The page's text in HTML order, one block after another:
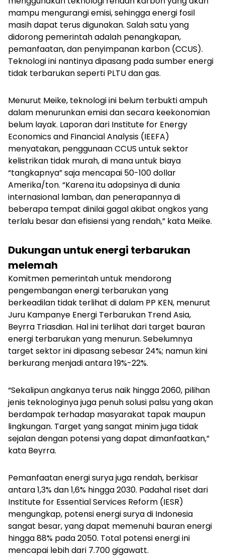
mampu mengurangi emisi, sehingga energi fosil
masih dapat terus digunakan. Salah satu yang
didorong pemerintah adalah penangkapan,
pemanfaatan, dan penyimpanan karbon (CCUS).
Teknologi ini nantinya dipasang pada sumber energi
tidak terbarukan seperti PLTU dan gas.
Menurut Meike, teknologi ini belum terbukti ampuh
dalam menurunkan emisi dan secara keekonomian
belum layak. Laporan dari Institute for Energy
Economics and Financial Analysis (IEEFA)
menyatakan, penggunaan CCUS untuk sektor
kelistrikan tidak murah, di mana untuk biaya
“tangkapnya” saja mencapai 50-100 dollar
Amerika/ton. “Karena itu adopsinya di dunia
internasional lamban, dan penerapannya di
beberapa tempat dinilai gagal akibat ongkos yang
terlalu besar dan efisiensi yang rendah,” kata Meike.
Dukungan untuk energi terbarukan
melemah
Komitmen pemerintah untuk mendorong
pengembangan energi terbarukan yang
berkeadilan tidak terlihat di dalam PP KEN, menurut
Juru Kampanye Energi Terbarukan Trend Asia,
Beyrra Triasdian. Hal ini terlihat dari target bauran
energi terbarukan yang menurun. Sebelumnya
target sektor ini dipasang sebesar 24%; namun kini
berkurang menjadi antara 19%-22%.
“Sekalipun angkanya terus naik hingga 2060, pilihan
jenis teknologinya juga penuh solusi palsu yang akan
berdampak terhadap masyarakat tapak maupun
lingkungan. Target yang sangat minim juga tidak
sejalan dengan potensi yang dapat dimanfaatkan,”
kata Beyrra.
Pemanfaatan energi surya juga rendah, berkisar
antara 1,3% dan 1,6% hingga 2030. Padahal riset dari
Institute for Essential Services Reform (IESR)
mengungkap, potensi energi surya di Indonesia
sangat besar, yang dapat memenuhi bauran energi
hingga 88% pada 2050. Total potensi energi ini
mencapai lebih dari 7.700 gigawatt.